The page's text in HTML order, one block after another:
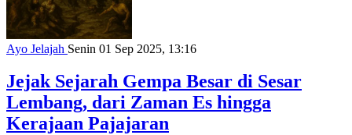
Ayo Jelajah Senin 01 Sep 2025, 13:16
Jejak Sejarah Gempa Besar di Sesar
Lembang, dari Zaman Es hingga
Kerajaan Pajajaran